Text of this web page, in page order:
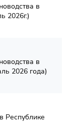
в
2026г.)
в
2026 года)
Республике